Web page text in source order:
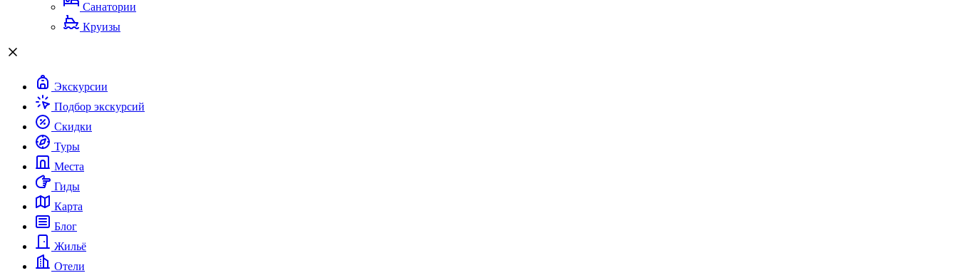
Санатории
Круизы
Экскурсии
Подбор экскурсий
Скидки
Туры
Места
Гиды
Карта
Блог
Жильё
Отели